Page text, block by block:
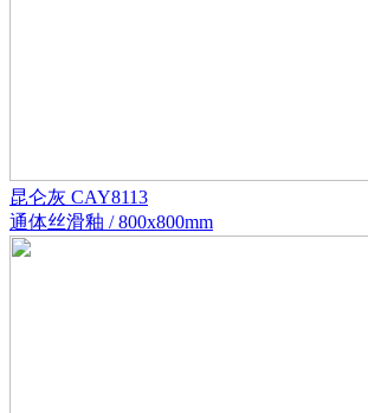
昆仑灰 CAY8113
通体丝滑釉 / 800x800mm